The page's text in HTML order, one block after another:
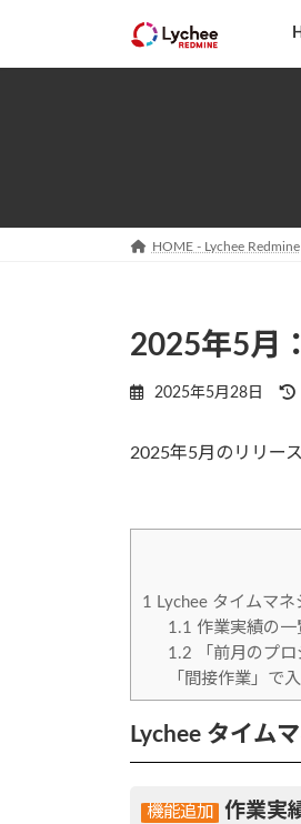
テ
ッ
ゲ
移
HOME - Lychee Redmine
2025年5月
2025年5月28日
2025年5月のリリー
1
Lychee タイムマ
1.1 作業実績の一
1.2 「前月のプ
「間接作業」で
Lychee タイム
作業実